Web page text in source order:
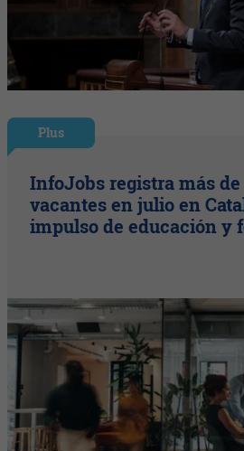
Plus
InfoJobs registra más de
vacantes en julio en
impulso de educación y